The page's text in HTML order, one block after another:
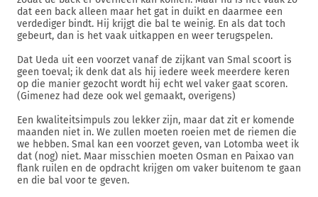
dat een back alleen maar het gat in duikt en daarmee een
verdediger bindt. Hij krijgt die bal te weinig. En als dat toch
gebeurt, dan is het vaak uitkappen en weer terugspelen.
Dat Ueda uit een voorzet vanaf de zijkant van Smal scoort is
geen toeval; ik denk dat als hij iedere week meerdere keren
op die manier gezocht wordt hij echt wel vaker gaat scoren.
(Gimenez had deze ook wel gemaakt, overigens)
Een kwaliteitsimpuls zou lekker zijn, maar dat zit er komende
maanden niet in. We zullen moeten roeien met de riemen die
we hebben. Smal kan een voorzet geven, van Lotomba weet ik
dat (nog) niet. Maar misschien moeten Osman en Paixao van
flank ruilen en de opdracht krijgen om vaker buitenom te gaan
en die bal voor te geven.